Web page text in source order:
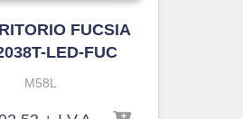
FUCSIA
LED-FUC
M58L